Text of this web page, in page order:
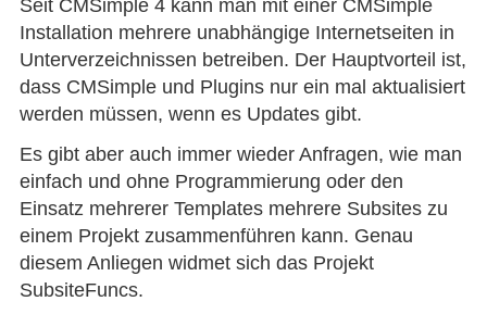
Seit CMSimple 4 kann man mit einer CMSimple
Installation mehrere unabhängige Internetseiten in
Unterverzeichnissen betreiben. Der Hauptvorteil ist,
dass CMSimple und Plugins nur ein mal aktualisiert
werden müssen, wenn es Updates gibt.
Es gibt aber auch immer wieder Anfragen, wie man
einfach und ohne Programmierung oder den
Einsatz mehrerer Templates mehrere Subsites zu
einem Projekt zusammenführen kann. Genau
diesem Anliegen widmet sich das Projekt
SubsiteFuncs.